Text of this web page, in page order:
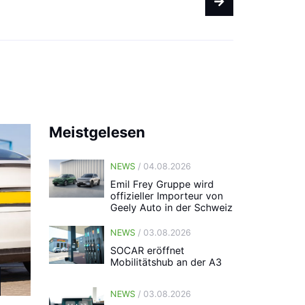
Meistgelesen
NEWS / 04.08.2026
Emil Frey Gruppe wird
offizieller Importeur von
Geely Auto in der Schweiz
NEWS / 03.08.2026
SOCAR eröffnet
Mobilitätshub an der A3
NEWS / 03.08.2026